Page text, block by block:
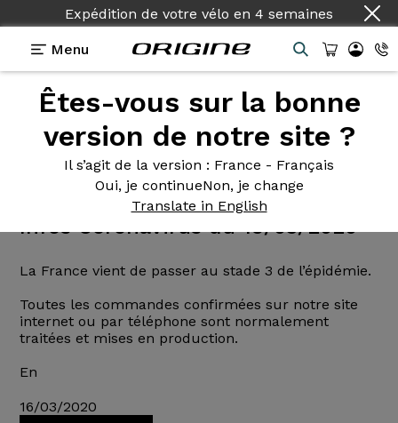
Expédition de votre vélo en 4 semaines
Menu
Êtes-vous sur la bonne
version de notre site ?
Il s’agit de la version : France - Français
Oui, je continueNon, je change
Translate in English
Actualités Origine
<< < 1 2 3 4 5 > >>
Infos Coronavirus du 15/03/2020
La France vient de passer au stade 3 de l’épidémie.
Toutes les commandes confirmées sur notre site
internet ou par téléphone sont normalement
traitées et mises en production.
En
16/03/2020